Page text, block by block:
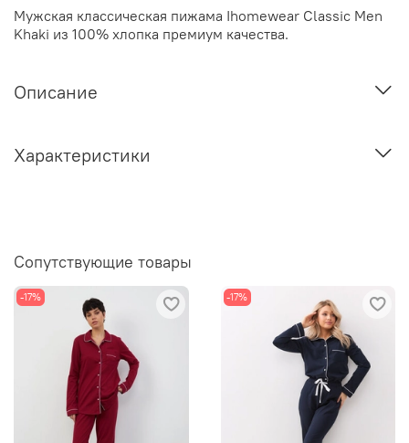
Мужская классическая пижама Ihomewear Classic Men
Khaki из 100% хлопка премиум качества.
Описание
Характеристики
Сопутствующие товары
-17% -17%